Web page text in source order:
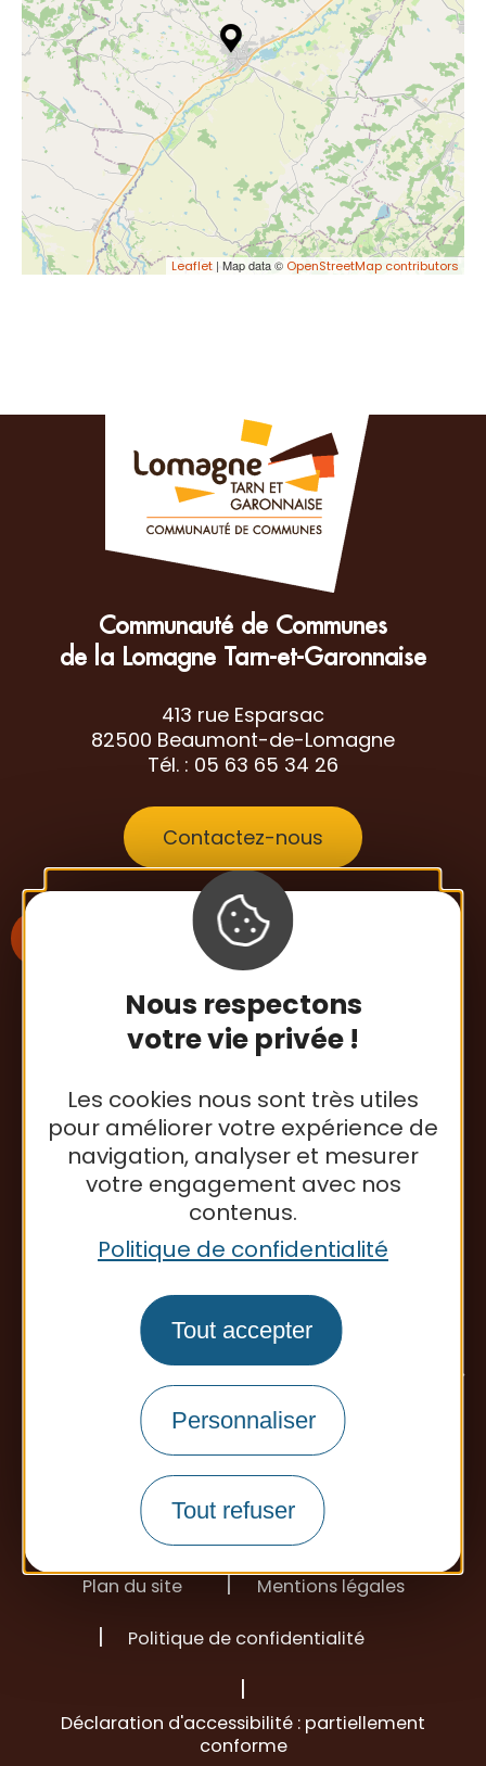
Nous respectons
votre vie privée !
Les cookies nous sont très utiles
pour améliorer votre expérience de
navigation, analyser et mesurer
votre engagement avec nos
contenus.
Politique de confidentialité
Tout accepter
Personnaliser
Tout refuser
Leaflet | Map data © OpenStreetMap contributors
Communauté de Communes
de la Lomagne Tarn-et-Garonnaise
413 rue Esparsac
82500 Beaumont-de-Lomagne
Tél. : 05 63 65 34 26
Contactez-nous
S'inscrire à la newsletter
Office de tourisme
Plan du site Mentions légales
Politique de confidentialité
Déclaration d'accessibilité : partiellement
conforme